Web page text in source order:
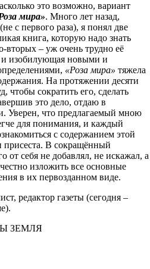
это возможно, вариант
мира». Много лет назад,
с первого раза), я понял две
книга, которую надо знать
вторых – уж очень трудно её
и изобилующая новыми и
«Роза мира» тяжела
На протяжении десяти
чтобы сократить его, сделать
это дело, отдаю в
Уверен, что предлагаемый мною
для понимания, и каждый
с содержанием этой
присеста. В сокращённый
от себя не добавлял, не искажал, а
изложить все основные
в их первозданном виде.
редактор газеты (сегодня –
ЗЕМЛЯ